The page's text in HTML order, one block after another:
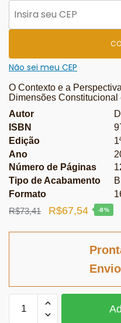
Não sei meu CEP
O Contexto e a
Dimensões Constitucional
Autor
ISBN
Edição
Ano
Número de Páginas
Tipo de Acabamento
Formato
R$73,41
O
R$67,54O
atual
-8%